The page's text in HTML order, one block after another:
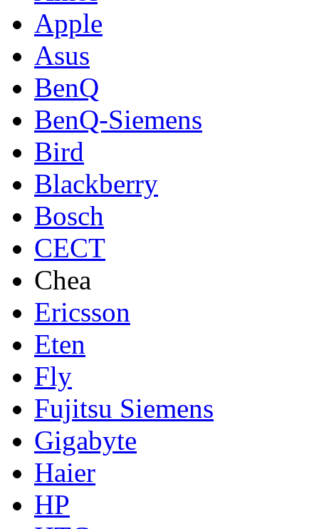
Apple
Asus
BenQ
BenQ-Siemens
Bird
Blackberry
Bosch
CECT
Chea
Ericsson
Eten
Fly
Fujitsu Siemens
Gigabyte
Haier
HP